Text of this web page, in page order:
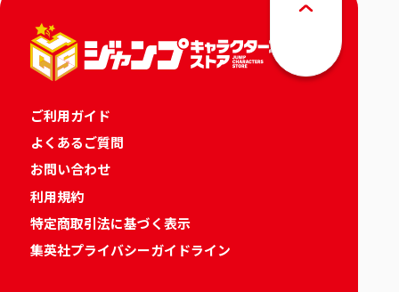
ご利用ガイド
よくあるご質問
お問い合わせ
利用規約
特定商取引法に基づく表示
集英社プライバシーガイドライン